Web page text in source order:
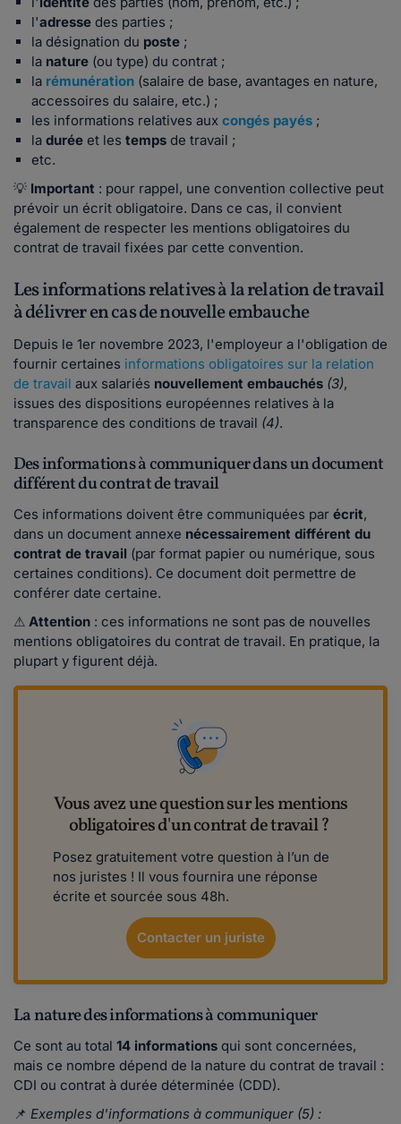
l'adresse des parties ;
la désignation du poste ;
la nature (ou type) du contrat ;
la rémunération (salaire de base, avantages en nature,
accessoires du salaire, etc.) ;
les informations relatives aux congés payés ;
la durée et les temps de travail ;
etc.
💡 Important : pour rappel, une convention collective peut
prévoir un écrit obligatoire. Dans ce cas, il convient
également de respecter les mentions obligatoires du
contrat de travail fixées par cette convention.
Les informations relatives à la relation de travail
à délivrer en cas de nouvelle embauche
Depuis le 1er novembre 2023, l'employeur a l'obligation de
fournir certaines informations obligatoires sur la relation
de travail aux salariés nouvellement embauchés (3),
issues des dispositions européennes relatives à la
transparence des conditions de travail (4).
Des informations à communiquer dans un document
différent du contrat de travail
Ces informations doivent être communiquées par écrit,
dans un document annexe nécessairement différent du
contrat de travail (par format papier ou numérique, sous
certaines conditions). Ce document doit permettre de
conférer date certaine.
⚠ Attention : ces informations ne sont pas de nouvelles
mentions obligatoires du contrat de travail. En pratique, la
plupart y figurent déjà.
Vous avez une question sur les mentions
obligatoires d'un contrat de travail ?
Posez gratuitement votre question à l’un de
nos juristes ! Il vous fournira une réponse
écrite et sourcée sous 48h.
Contacter un juriste
La nature des informations à communiquer
Ce sont au total 14 informations qui sont concernées,
mais ce nombre dépend de la nature du contrat de travail :
CDI ou contrat à durée déterminée (CDD).
📌 Exemples d'informations à communiquer (5) :